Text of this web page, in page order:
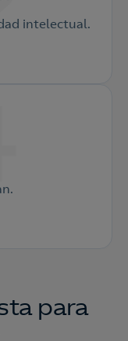
intelectual.
para